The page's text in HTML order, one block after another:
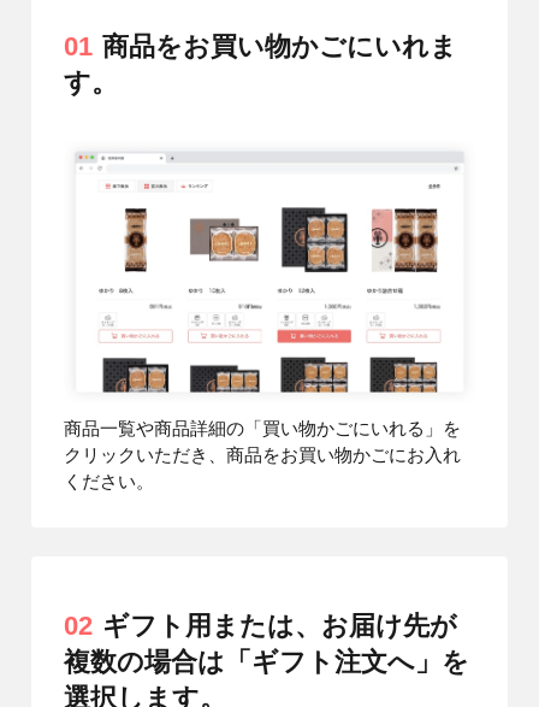
01 商品をお買い物かごにいれま
す。
商品一覧や商品詳細の「買い物かごにいれる」を
クリックいただき、商品をお買い物かごにお入れ
ください。
02 ギフト用または、お届け先が
複数の場合は「ギフト注文へ」を
選択します。